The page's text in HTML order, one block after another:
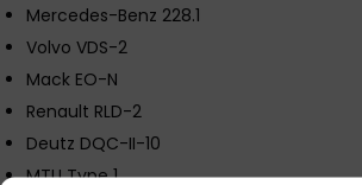
Mercedes-Benz 228.1
Volvo VDS-2
Mack EO-N
Renault RLD-2
Deutz DQC-II-10
MTU Type 1